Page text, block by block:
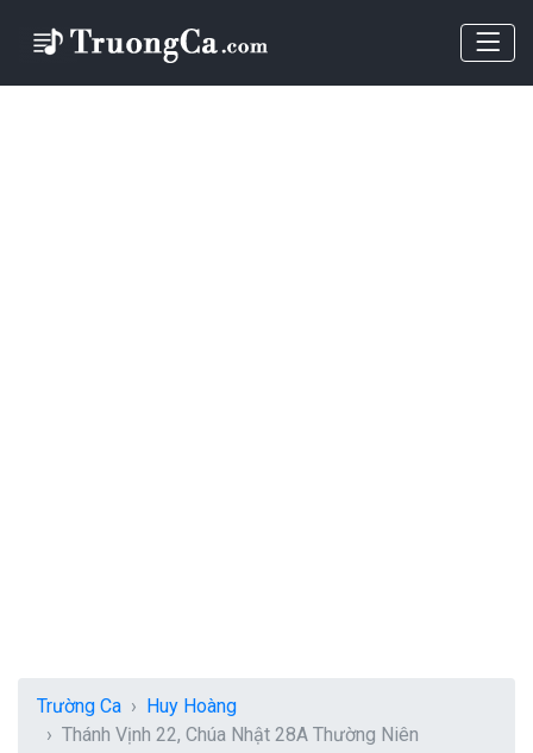
Trường Ca
Huy Hoàng
Thánh Vịnh 22, Chúa Nhật 28A Thường Niên